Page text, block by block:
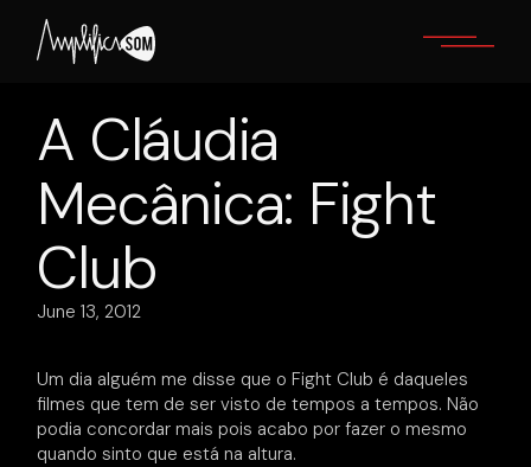
content
A Cláudia
Mecânica: Fight
Club
June 13, 2012
Um dia alguém me disse que o Fight Club é daqueles
filmes que tem de ser visto de tempos a tempos. Não
podia concordar mais pois acabo por fazer o mesmo
quando sinto que está na altura.